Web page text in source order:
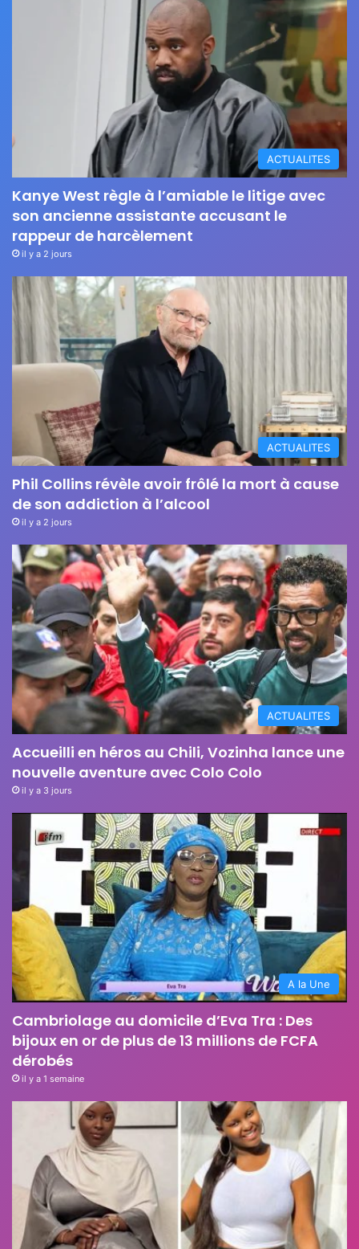
ACTUALITES
Kanye West règle à l’amiable le litige avec
son ancienne assistante accusant le
rappeur de harcèlement
il y a 2 jours
ACTUALITES
Phil Collins révèle avoir frôlé la mort à cause
de son addiction à l’alcool
il y a 2 jours
ACTUALITES
Accueilli en héros au Chili, Vozinha lance une
nouvelle aventure avec Colo Colo
il y a 3 jours
A la Une
Cambriolage au domicile d’Eva Tra : Des
bijoux en or de plus de 13 millions de FCFA
dérobés
il y a 1 semaine